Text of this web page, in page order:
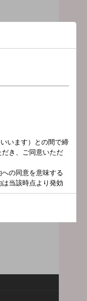
ナウンサーの